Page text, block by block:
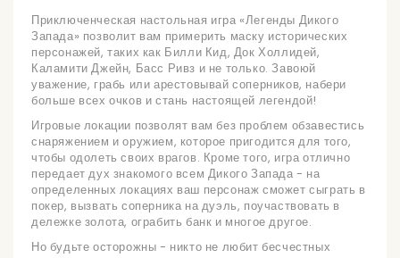
Приключенческая настольная игра «Легенды Дикого
Запада» позволит вам примерить маску исторических
персонажей, таких как Билли Кид, Док Холлидей,
Каламити Джейн, Басс Ривз и не только. Завоюй
уважение, грабь или арестовывай соперников, набери
больше всех очков и стань настоящей легендой!
Игровые локации позволят вам без проблем обзавестись
снаряжением и оружием, которое пригодится для того,
чтобы одолеть своих врагов. Кроме того, игра отлично
передает дух знакомого всем Дикого Запада - на
определенных локациях ваш персонаж сможет сыграть в
покер, вызвать соперника на дуэль, поучаствовать в
дележке золота, ограбить банк и многое другое.
Но будьте осторожны - никто не любит бесчестных